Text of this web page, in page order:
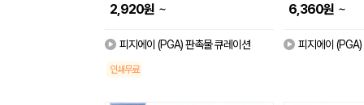
2,920원 ~
피지에이 (PGA) 판촉물 큐레이션
인쇄무료
6,360원 ~
피지에이